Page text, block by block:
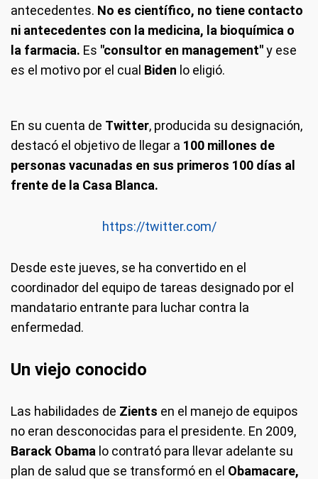
antecedentes. No es científico, no tiene contacto
ni antecedentes con la medicina, la bioquímica o
la farmacia. Es "consultor en management"y ese
es el motivo por el cual Biden lo eligió.
En su cuenta de Twitter, producida su designación,
destacó el objetivo de llegar a 100 millones de
personas vacunadas en sus primeros 100 días al
frente de la Casa Blanca.
https://twitter.com/
Desde este jueves, se ha convertido en el
coordinador del equipo de tareas designado por el
mandatario entrante para luchar contra la
enfermedad.
Un viejo conocido
Las habilidades de Zients en el manejo de equipos
no eran desconocidas para el presidente. En 2009,
Barack Obama lo contrató para llevar adelante su
plan de salud que se transformó en el Obamacare,